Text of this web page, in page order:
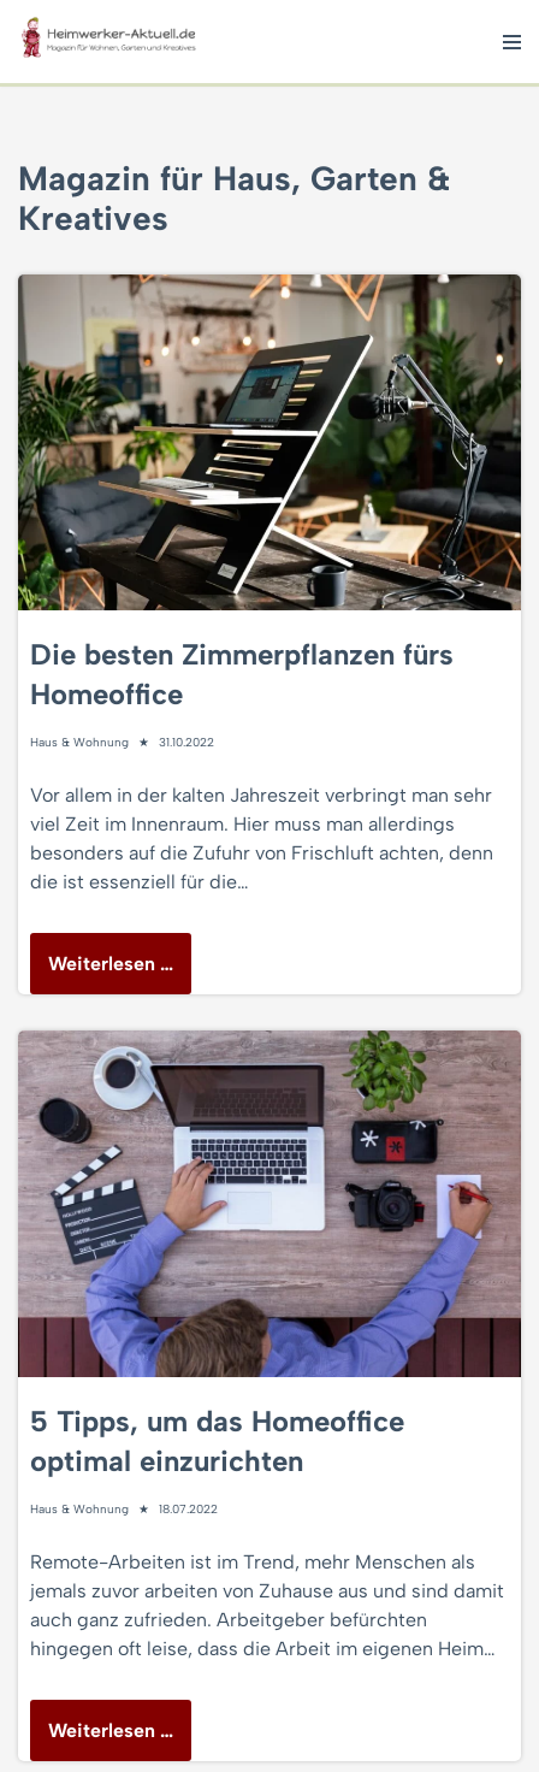
Zum
Inhalt
Magazin für Haus, Garten &
Kreatives
Die besten Zimmerpflanzen fürs
Homeoffice
Haus & Wohnung 31.10.2022
Vor allem in der kalten Jahreszeit verbringt man sehr
viel Zeit im Innenraum. Hier muss man allerdings
besonders auf die Zufuhr von Frischluft achten, denn
die ist essenziell für die…
Weiterlesen …
5 Tipps, um das Homeoffice
optimal einzurichten
Haus & Wohnung 18.07.2022
Remote-Arbeiten ist im Trend, mehr Menschen als
jemals zuvor arbeiten von Zuhause aus und sind damit
auch ganz zufrieden. Arbeitgeber befürchten
hingegen oft leise, dass die Arbeit im eigenen Heim…
Weiterlesen …